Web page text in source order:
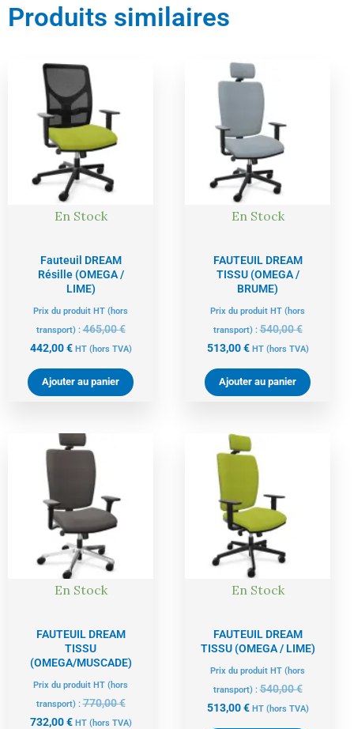
Produits similaires
En Stock
Fauteuil DREAM
Résille (OMEGA /
LIME)
Prix du produit HT (hors
transport) :465,00€
442,00€
Le
prix
actuel
est :
442,00 €.
HT (hors TVA)
Ajouter au panier
En Stock
FAUTEUIL DREAM
TISSU (OMEGA /
BRUME)
Prix du produit HT (hors
transport) :540,00€
513,00€
Le
prix
est :
513,00 €.
HT (hors TVA)
Ajouter au panier
En Stock
FAUTEUIL DREAM
TISSU
(OMEGA/MUSCADE)
Prix du produit HT (hors
transport) :770,00€
732,00€
Le
actuel
732,00 €.
HT (hors TVA)
En Stock
FAUTEUIL DREAM
TISSU (OMEGA / LIME)
Prix du produit HT (hors
transport) :540,00€
513,00€
Le
prix
actuel
est :
513,00 €.
HT (hors TVA)